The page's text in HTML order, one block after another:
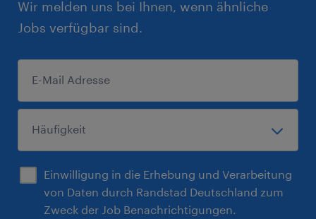
Wir melden uns bei Ihnen, wenn ähnliche
Jobs verfügbar sind.
Einwilligung in die Erhebung und Verarbeitung
von Daten durch Randstad Deutschland zum
Zweck der Job Benachrichtigungen.